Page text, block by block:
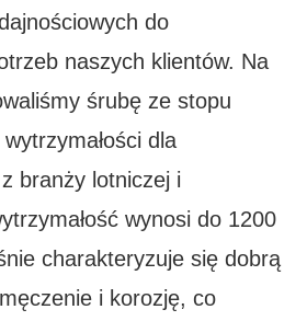
do
naszych klientów. Na
śrubę ze stopu
dla
branży lotniczej i
wynosi do 1200
charakteryzuje się dobrą
i korozję, co